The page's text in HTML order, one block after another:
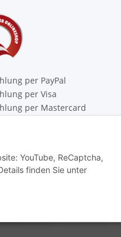
YouTube, ReCaptcha,
finden Sie unter